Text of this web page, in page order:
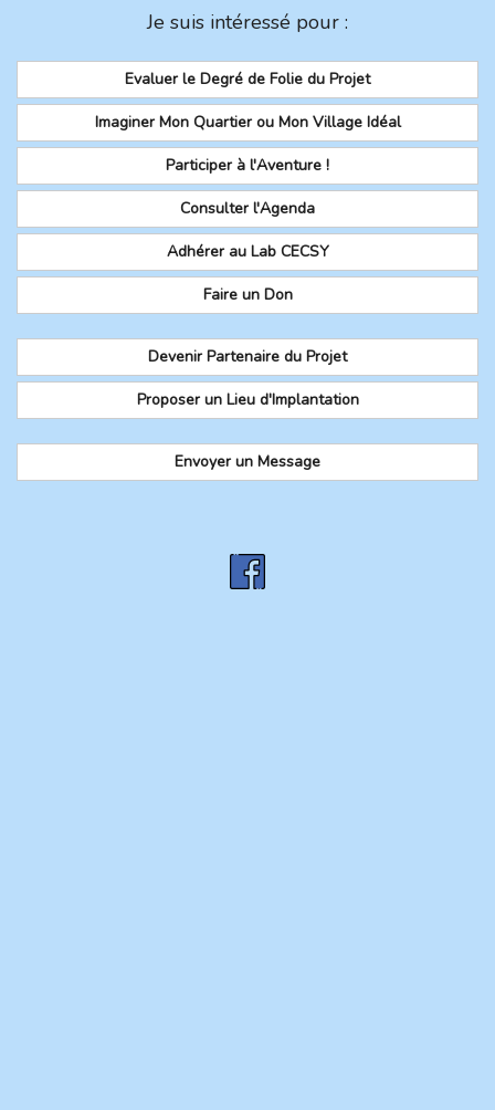
Je suis intéressé pour :
Evaluer le Degré de Folie du Projet
Imaginer Mon Quartier ou Mon Village Idéal
Participer à l'Aventure !
Consulter l'Agenda
Adhérer au Lab CECSY
Faire un Don
Devenir Partenaire du Projet
Proposer un Lieu d'Implantation
Envoyer un Message